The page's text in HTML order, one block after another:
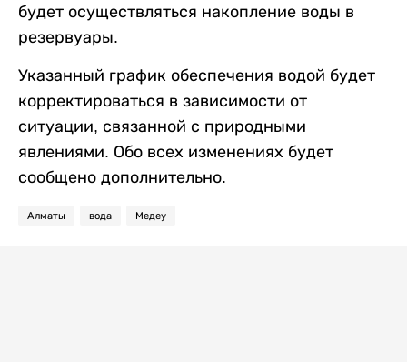
будет осуществляться накопление воды в
резервуары.
Указанный график обеспечения водой будет
корректироваться в зависимости от
ситуации, связанной с природными
явлениями. Обо всех изменениях будет
сообщено дополнительно.
Алматы вода Медеу